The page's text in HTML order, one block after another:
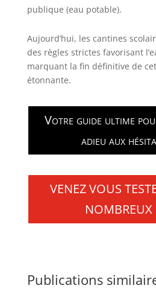
publique (eau potable).
Aujourd’hui, les cantines
des règles strictes favorisant
marquant la fin définitive de
étonnante.
Votre guide ultime
adieu aux
VENEZ VOUS
Publications